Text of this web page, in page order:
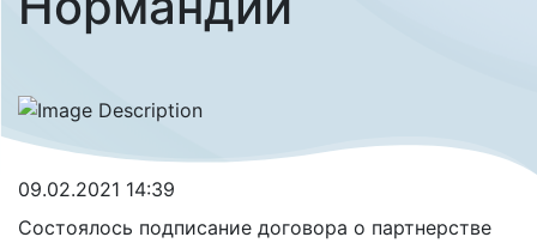
09.02.2021 14:39
Состоялось подписание договора о партнерстве